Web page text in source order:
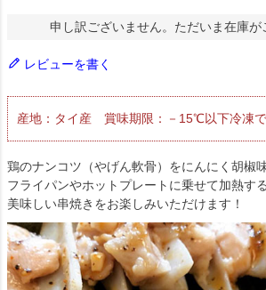
申し訳ございません。ただいま在庫が
レビューを書く
産地：タイ産 賞味期限：－15℃以下冷凍
鶏のナンコツ（やげん軟骨）をにんにく胡椒
フライパンやホットプレートに乗せて加熱す
美味しい串焼きをお楽しみいただけます！